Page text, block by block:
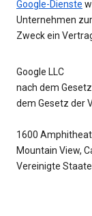
Google-Dienste
Unternehmen
Zweck ein
Google LLC
nach dem
dem Gesetz der
1600
Mountain View,
Vereinigte